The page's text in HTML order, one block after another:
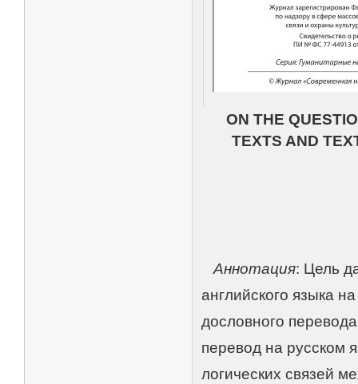
ON THE
TEXTS AND
Аннотация: Цель
английского языка
дословного
перевод на русском
логических связей